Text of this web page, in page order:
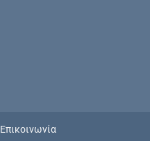
Επικοινωνία